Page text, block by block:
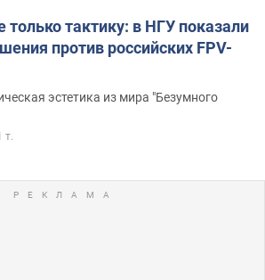
только тактику: в НГУ показали
против российских FPV-
эстетика из мира "Безумного
т.